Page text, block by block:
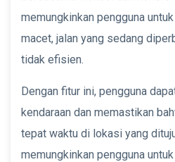
memungkinkan pengguna
macet, jalan yang sedang
tidak efisien.
Dengan fitur ini, pengguna
kendaraan dan memastikan
tepat waktu di lokasi yang
memungkinkan pengguna